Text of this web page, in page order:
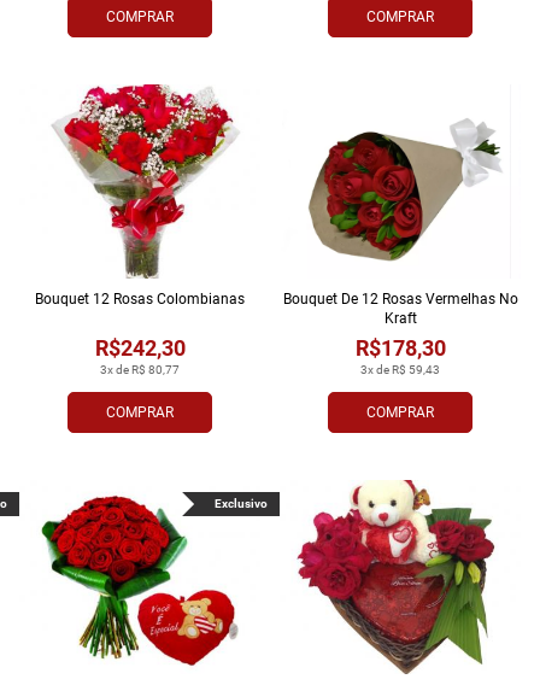
COMPRAR COMPRAR
COMPRAR
3x de R$ 80,77
R$242,30
Bouquet 12 Rosas Colombianas
COMPRAR
3x de R$ 59,43
R$178,30
Bouquet De 12 Rosas Vermelhas No
Kraft
Exclusivo